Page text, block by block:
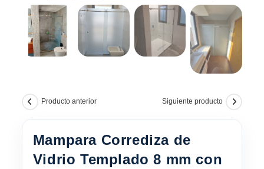
Producto anterior Siguiente producto
Mampara Corrediza de
Vidrio Templado 8 mm con